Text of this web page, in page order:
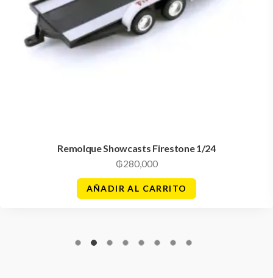
Remolque Showcasts Firestone 1/24
₲280,000
AÑADIR AL CARRITO